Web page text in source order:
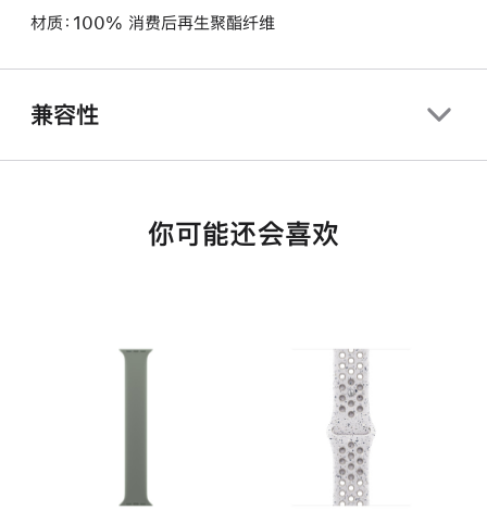
材质：100% 消费后再生聚酯纤维
兼容性
你可能还会喜欢